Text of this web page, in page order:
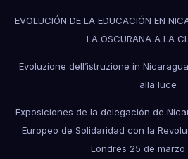
EVOLUCIÓN DE LA EDUCACIÓN EN
LA OSCURANA A LA
Evoluzione dell’istruzione in
alla luce
Exposiciones de la delegación de
Europeo de Solidaridad con la
Londres 25 de marzo